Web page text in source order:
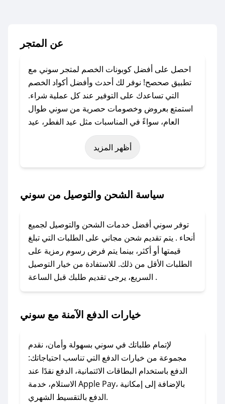
عن المتجر
احصل على أفضل كوبونات الخصم لمتجر سوني مع
تطبيق صحصح! نوفر لك أحدث وأفضل أكواد الخصم
التي تساعدك على التوفير عند كل عملية شراء.
استمتع بعروض وخصومات حصرية من سوني طوال
العام، سواءً في المناسبات مثل عيد الفطر، عيد
الأضحى، الجمعة البيضاء (شهر نوفمبر)، رمضان،
اليوم الوطني، يوم التأسيس، أو حتى عروض خاصة
باستخدام تطبيق صحصح، يمكنك العثور بسهولة على
تواصل معنا عبر تويتر أو البريد الإلكتروني لإضافته
بسرعة.
### كيفية استخدام كود خصم سوني؟
1. انسخ كود الخصم من تطبيق صحصح.
2. الصقه في خانة الدفع عند التسوق من سوني.
### ماذا أفعل إذا لم يعمل كود الخصم؟
الرسائل الخاصة على تويتر أو البريد الإلكتروني،
وسنقوم بحل المشكلة في أسرع وقت ممكن.
### ماذا أفعل إذا لم أجد كود خصم لمتجري
المفضل؟
أظهر المزيد
سياسة الشحن والتوصيل من سوني
توفر سوني أفضل خدمات الشحن والتوصيل لجميع
أنحاء . يتم تقديم شحن مجاني على الطلبات التي تبلغ
قيمتها أو أكثر، بينما يتم فرض رسوم رمزية على
الطلبات الأقل من ذلك. للاستفادة من خيار التوصيل
السريع، يرجى تقديم طلبك قبل الساعة .
خيارات الدفع الآمنة مع سوني
لإتمام طلباتك في سوني بسهولة وأمان، نقدم
مجموعة من خيارات الدفع التي تناسب احتياجاتك:
الدفع باستخدام البطاقات الائتمانية، الدفع نقدًا عند
الاستلام، خدمة Apple Pay، بالإضافة إلى إمكانية
الدفع بالتقسيط الشهري.